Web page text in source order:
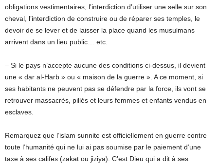
obligations vestimentaires, l’interdiction d’utiliser une selle sur son
cheval, l’interdiction de construire ou de réparer ses temples, le
devoir de se lever et de laisser la place quand les musulmans
arrivent dans un lieu public… etc.
– Si le pays n’accepte aucune des conditions ci-dessus, il devient
une « dar al-Harb » ou « maison de la guerre ». A ce moment, si
ses habitants ne peuvent pas se défendre par la force, ils vont se
retrouver massacrés, pillés et leurs femmes et enfants vendus en
esclaves.
Remarquez que l’islam sunnite est officiellement en guerre contre
toute l’humanité qui ne lui ai pas soumise par le paiement d’une
taxe à ses califes (zakat ou jiziya). C’est Dieu qui a dit à ses